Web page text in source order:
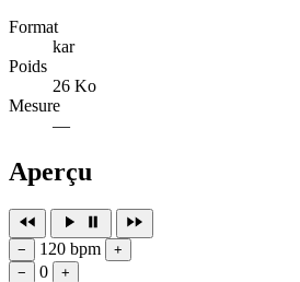
Format
kar
Poids
26 Ko
Mesure
—
Aperçu
− 120 bpm
+
−
0 +